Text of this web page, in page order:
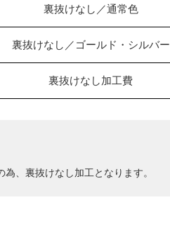
裏抜けなし／通常色
裏抜けなし／ ゴールド・シルバー
裏抜けなし加工費
、裏抜けなし加工となります。